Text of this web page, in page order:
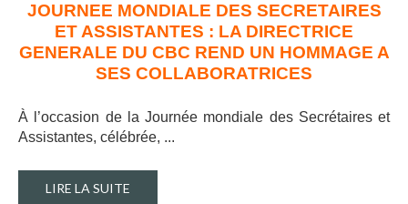
JOURNEE MONDIALE DES SECRETAIRES
ET ASSISTANTES : LA DIRECTRICE
GENERALE DU CBC REND UN HOMMAGE A
SES COLLABORATRICES
À l’occasion de la Journée mondiale des Secrétaires et
Assistantes, célébrée, ...
LIRE LA SUITE